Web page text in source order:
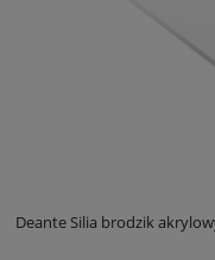
Deante Silia brodzik